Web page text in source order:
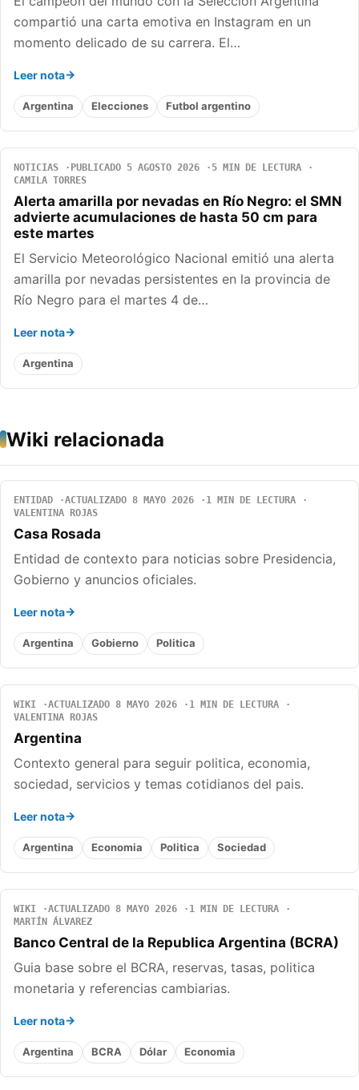
compartió una carta emotiva en Instagram en un
momento delicado de su carrera. El…
Leer nota
Argentina Elecciones Futbol argentino
NOTICIAS PUBLICADO 5 AGOSTO 2026
5 MIN DE LECTURA
CAMILA TORRES
Alerta amarilla por nevadas en Río Negro: el SMN
advierte acumulaciones de hasta 50 cm para
este martes
El Servicio Meteorológico Nacional emitió una alerta
amarilla por nevadas persistentes en la provincia de
Río Negro para el martes 4 de…
Leer nota
Argentina
Wiki relacionada
ENTIDAD ACTUALIZADO 8 MAYO 2026
1 MIN DE LECTURA
VALENTINA ROJAS
Casa Rosada
Entidad de contexto para noticias sobre Presidencia,
Gobierno y anuncios oficiales.
Leer nota
Argentina Gobierno Politica
WIKI ACTUALIZADO 8 MAYO 2026
1 MIN DE LECTURA
VALENTINA ROJAS
Argentina
Contexto general para seguir politica, economia,
sociedad, servicios y temas cotidianos del pais.
Leer nota
Argentina Economia Politica Sociedad
WIKI ACTUALIZADO 8 MAYO 2026
1 MIN DE LECTURA
MARTÍN ÁLVAREZ
Banco Central de la Republica Argentina (BCRA)
Guia base sobre el BCRA, reservas, tasas, politica
monetaria y referencias cambiarias.
Leer nota
Argentina BCRA Dólar Economia